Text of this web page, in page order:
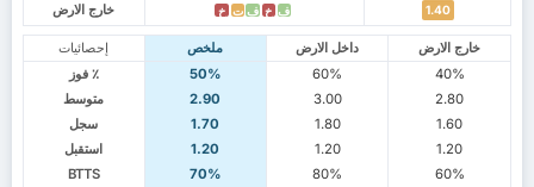
خارج الارض ف خ ف ت خ 1.40
إحصائيات ملخص داخل الارض
خارج الارض
٪ فوز
50% 60%
40%
متوسط
2.90 3.00
2.80
سجل
1.70 1.80
1.60
استقبل
1.20 1.20
1.20
BTTS
70% 80%
60%